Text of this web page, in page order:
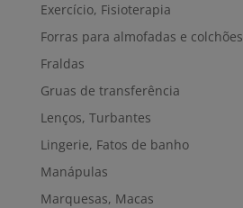
Exercício, Fisioterapia
Forras para almofadas e colchões
Fraldas
Gruas de transferência
Lenços, Turbantes
Lingerie, Fatos de banho
Manápulas
Marquesas, Macas